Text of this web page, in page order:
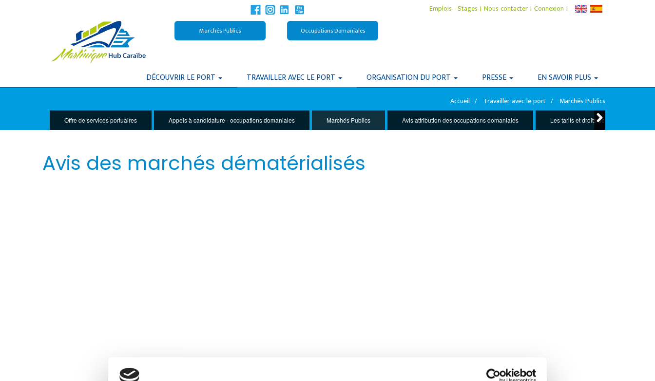
Marchés Publics Occupations Domaniales
Emplois - Stages | Nous contacter | Connexion |
DÉCOUVRIR LE PORT TRAVAILLER AVEC LE PORT ORGANISATION DU PORT PRESSE EN SAVOIR PLUS
Accueil Travailler avec le port Marchés Publics
Offre de services portuaires Appels à candidature - occupations domaniales Marchés Publics Avis attribution des occupations domaniales Les tarifs et droits de port
Avis des marchés dématérialisés